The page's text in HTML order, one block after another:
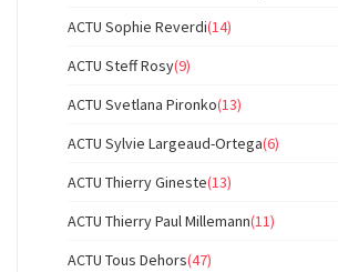
ACTU Sophie Reverdi(14)
ACTU Steff Rosy(9)
ACTU Svetlana Pironko(13)
ACTU Sylvie Largeaud-Ortega(6)
ACTU Thierry Gineste(13)
ACTU Thierry Paul Millemann(11)
ACTU Tous Dehors(47)